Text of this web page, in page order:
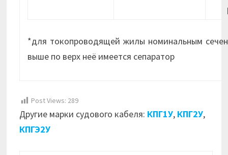
*для токопроводящей жилы номинальным
выше по верх неё имеется сепаратор
Post Views: 289
Другие марки судового кабеля: КПГ1У, КПГ2У,
КПГЭ2У